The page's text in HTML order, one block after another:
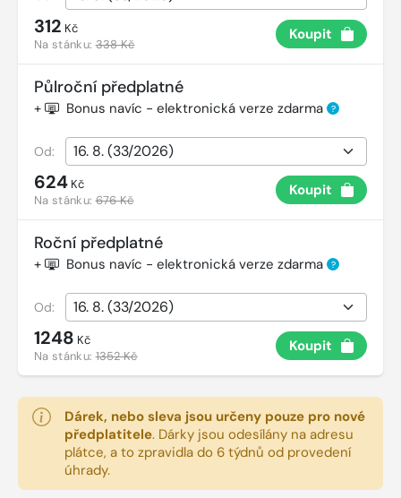
312 Kč
Na stánku:338 Kč
Koupit
Půlroční předplatné
+ Bonus navíc - elektronická verze zdarma ?
Od:
624 Kč
Na stánku:676 Kč
Koupit
Roční předplatné
+ Bonus navíc - elektronická verze zdarma ?
Od:
1248 Kč
Na stánku:1352 Kč
Koupit
Dárek, nebo sleva jsou určeny pouze pro nové
předplatitele. Dárky jsou odesílány na adresu
plátce, a to zpravidla do 6 týdnů od provedení
úhrady.